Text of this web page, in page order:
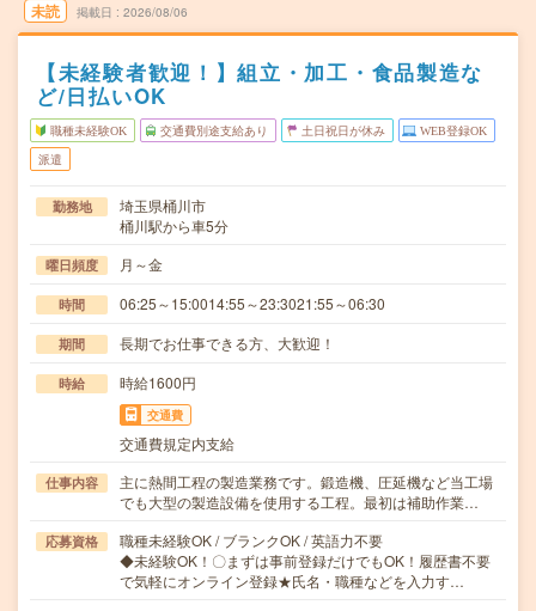
未読 掲載日 2026/08/06
【未経験者歓迎！】組立・加工・食品製造な
ど/日払いOK
職種未経験OK 交通費別途支給あり 土日祝日が休み WEB登録OK
派遣
勤務地
埼玉県桶川市
桶川駅から車5分
曜日頻度 月～金
時間 06:25～15:0014:55～23:3021:55～06:30
期間 長期でお仕事できる方、大歓迎！
時給 時給1600円
交通費
交通費規定内支給
仕事内容
主に熱間工程の製造業務です。鍛造機、圧延機など当工場
でも大型の製造設備を使用する工程。最初は補助作業…
応募資格
職種未経験OK / ブランクOK / 英語力不要
◆未経験OK！〇まずは事前登録だけでもOK！履歴書不要
で気軽にオンライン登録★氏名・職種などを入力す…